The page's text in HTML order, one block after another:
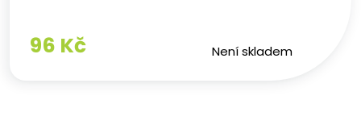
96 Kč Není skladem